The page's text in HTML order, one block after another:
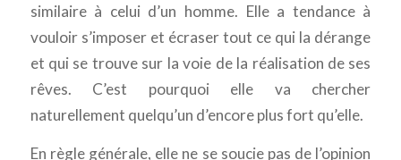
similaire à celui d’un homme. Elle a tendance à
vouloir s’imposer et écraser tout ce qui la dérange
et qui se trouve sur la voie de la réalisation de ses
rêves. C’est pourquoi elle va chercher
naturellement quelqu’un d’encore plus fort qu’elle.
En règle générale, elle ne se soucie pas de l’opinion